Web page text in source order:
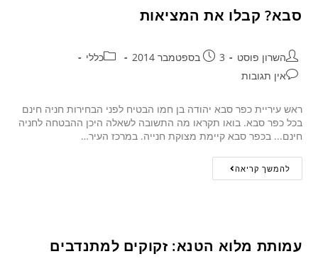
סבא? קבלו את המציאות
השרון פוסט 3 בספטמבר 2014
כללי
אין תגובות
ראש עיריית כפר סבא יהודה בן חמו הבטיח לפני הבחירות חניה חינם
בכל כפר סבא. בואו תקראו מה התשובה לשאלה היכן ההבטחה לחניה
חינם... בכפר סבא קיימת מצוקת חנייה. במרכז העיר…
להמשך קריאה
עמותת מלוא הטנא: זקוקים למתנדבים